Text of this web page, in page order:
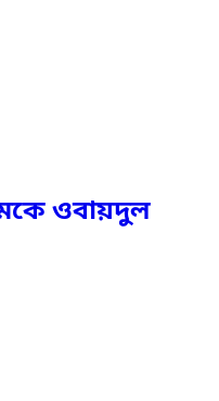
ওবায়দুল